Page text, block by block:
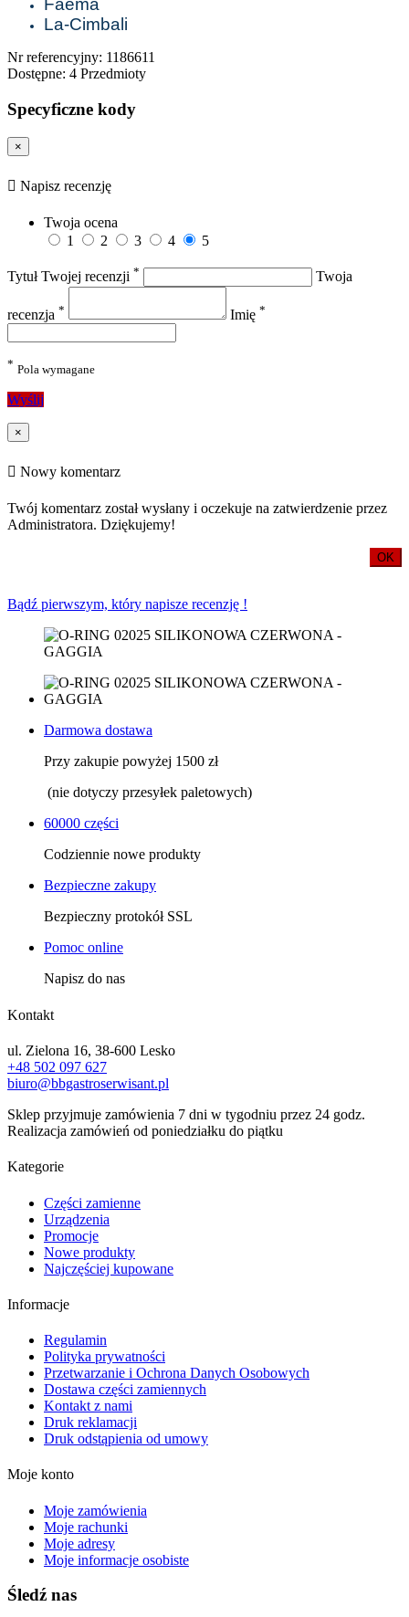
Faema
La-Cimbali
Nr referencyjny: 1186611
Dostępne: 4 Przedmioty
Specyficzne kody
×
Napisz recenzję
Twoja ocena
1
2 3 4 5
Tytuł Twojej recenzji * Twoja
recenzja * Imię *
* Pola wymagane
Wyślij
×
Nowy komentarz
Twój komentarz został wysłany i oczekuje na zatwierdzenie przez
Administratora. Dziękujemy!
OK
Bądź pierwszym, który napisze recenzję !
Darmowa dostawa
Przy zakupie powyżej 1500 zł
(nie dotyczy przesyłek paletowych)
60000 części
Codziennie nowe produkty
Bezpieczne zakupy
Bezpieczny protokół SSL
Pomoc online
Napisz do nas
Kontakt
ul. Zielona 16, 38-600 Lesko
+48 502 097 627
biuro@bbgastroserwisant.pl
Sklep przyjmuje zamówienia 7 dni w tygodniu przez 24 godz.
Realizacja zamówień od poniedziałku do piątku
Kategorie
Części zamienne
Urządzenia
Promocje
Nowe produkty
Najczęściej kupowane
Informacje
Regulamin
Polityka prywatności
Przetwarzanie i Ochrona Danych Osobowych
Dostawa części zamiennych
Kontakt z nami
Druk reklamacji
Druk odstąpienia od umowy
Moje konto
Moje zamówienia
Moje rachunki
Moje adresy
Moje informacje osobiste
Śledź nas